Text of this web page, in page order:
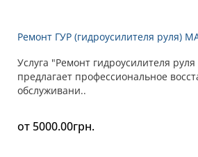
Ремонт ГУР (гидроусилителя руля)
Услуга "Ремонт гидроусилителя руля
предлагает профессиональное
обслуживани..
от 5000.00грн.